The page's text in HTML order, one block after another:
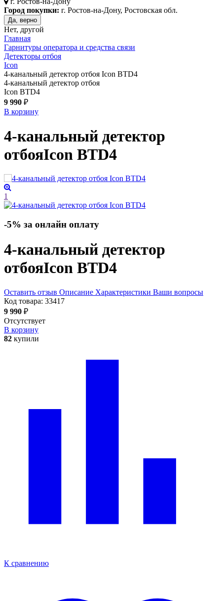
Город покупки: г. Ростов-на-Дону, Ростовская обл.
Да, верно
Нет, другой
Главная
Гарнитуры оператора и средства связи
Детекторы отбоя
Icon
4-канальный детектор отбоя Icon BTD4
4-канальный детектор отбоя
Icon BTD4
9 990 ₽
В корзину
4-канальный детектор
отбояIcon BTD4
1
-5% за онлайн оплату
4-канальный детектор
отбояIcon BTD4
Оставить отзыв Описание Характеристики Ваши вопросы
Код товара: 33417
9 990 ₽
Отсутствует
В корзину
82 купили
К сравнению